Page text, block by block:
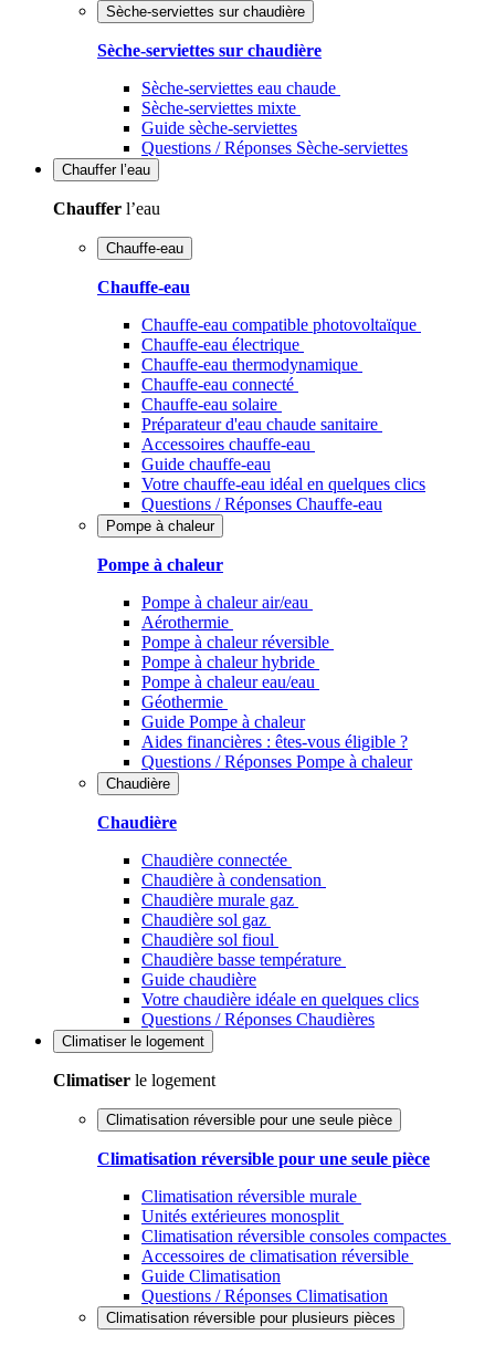
Sèche-serviettes sur chaudière
Sèche-serviettes sur chaudière
Sèche-serviettes eau chaude
Sèche-serviettes mixte
Guide sèche-serviettes
Questions / Réponses Sèche-serviettes
Chauffer l’eau
Chauffer l’eau
Chauffe-eau
Chauffe-eau
Chauffe-eau compatible photovoltaïque
Chauffe-eau électrique
Chauffe-eau thermodynamique
Chauffe-eau connecté
Chauffe-eau solaire
Préparateur d'eau chaude sanitaire
Accessoires chauffe-eau
Guide chauffe-eau
Votre chauffe-eau idéal en quelques clics
Questions / Réponses Chauffe-eau
Pompe à chaleur
Pompe à chaleur
Pompe à chaleur air/eau
Aérothermie
Pompe à chaleur réversible
Pompe à chaleur hybride
Pompe à chaleur​ eau/eau
Géothermie
Guide Pompe à chaleur
Aides financières : êtes-vous éligible ?
Questions / Réponses Pompe à chaleur
Chaudière
Chaudière
Chaudière connectée
Chaudière à condensation
Chaudière murale gaz
Chaudière sol gaz
Chaudière sol fioul
Chaudière basse température
Guide chaudière
Votre chaudière idéale en quelques clics
Questions / Réponses Chaudières
Climatiser le logement
Climatiser le logement
Climatisation réversible pour une seule pièce
Climatisation réversible pour une seule pièce
Climatisation réversible murale
Unités extérieures monosplit
Climatisation réversible consoles compactes
Accessoires de climatisation réversible
Guide Climatisation
Questions / Réponses Climatisation
Climatisation réversible pour plusieurs pièces